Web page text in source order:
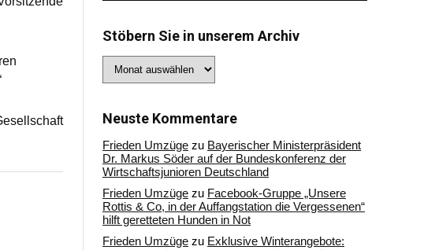
Stöbern Sie in unserem Archiv
Sie
Archiv
Neuste Kommentare
Frieden Umzüge zu Bayerischer Ministerpräsident
Dr. Markus Söder auf der Bundeskonferenz der
Wirtschaftsjunioren Deutschland
Frieden Umzüge zu Facebook-Gruppe „Unsere
Rottis & Co, in der Auffangstation die Vergessenen“
hilft geretteten Hunden in Not
Frieden Umzüge zu Exklusive Winterangebote: